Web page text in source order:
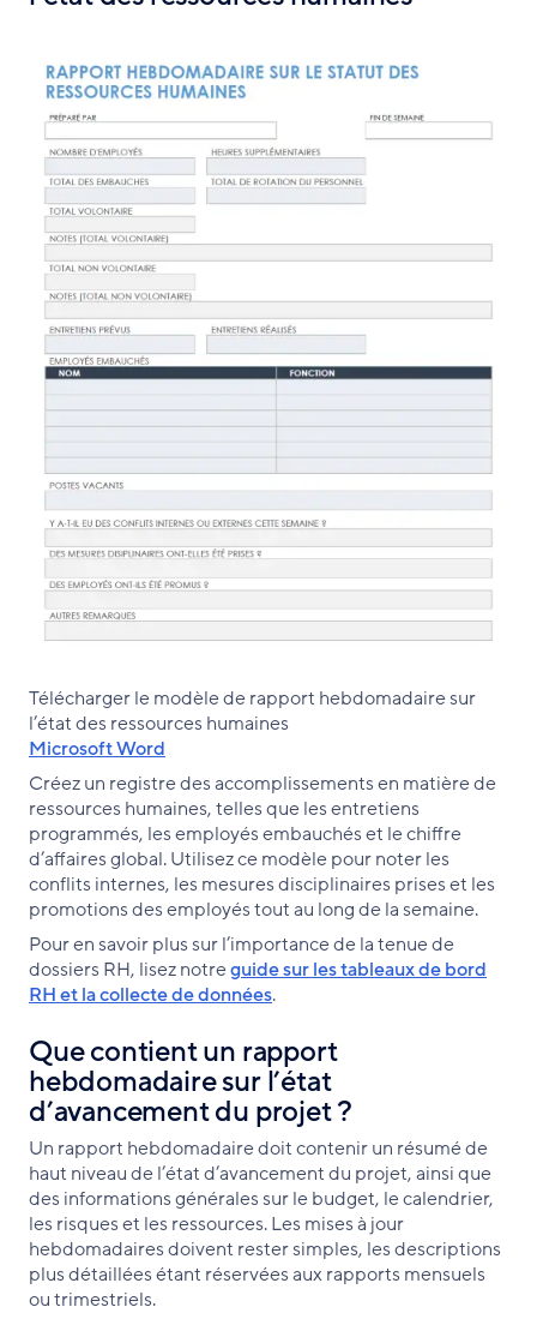
Télécharger le modèle de rapport hebdomadaire sur
l’état des ressources humaines
Microsoft Word
Créez un registre des accomplissements en matière de
ressources humaines, telles que les entretiens
programmés, les employés embauchés et le chiffre
d’affaires global. Utilisez ce modèle pour noter les
conflits internes, les mesures disciplinaires prises et les
promotions des employés tout au long de la semaine.
Pour en savoir plus sur l’importance de la tenue de
dossiers RH, lisez notreguide sur les tableaux de bord
RH et la collecte de données.
Que contient un rapport
hebdomadaire sur l’état
d’avancement du projet ?
Un rapport hebdomadaire doit contenir un résumé de
haut niveau de l’état d’avancement du projet, ainsi que
des informations générales sur le budget, le calendrier,
les risques et les ressources. Les mises à jour
hebdomadaires doivent rester simples, les descriptions
plus détaillées étant réservées aux rapports mensuels
ou trimestriels.